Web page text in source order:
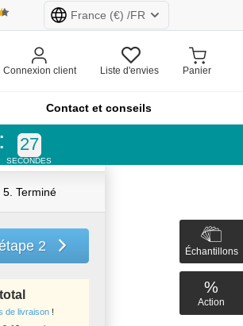
France (€) /FR
Pays-Bas (€)
France (€)
Connexion client Liste d'envies Panier
Contact et conseils
sur mesure.Configurez maintenant!
produits
Échantillons
%
Action
27
SECONDES
5. Terminé
2
de livraison!